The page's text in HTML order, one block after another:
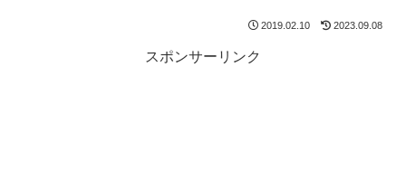
2019.02.10 2023.09.08
スポンサーリンク